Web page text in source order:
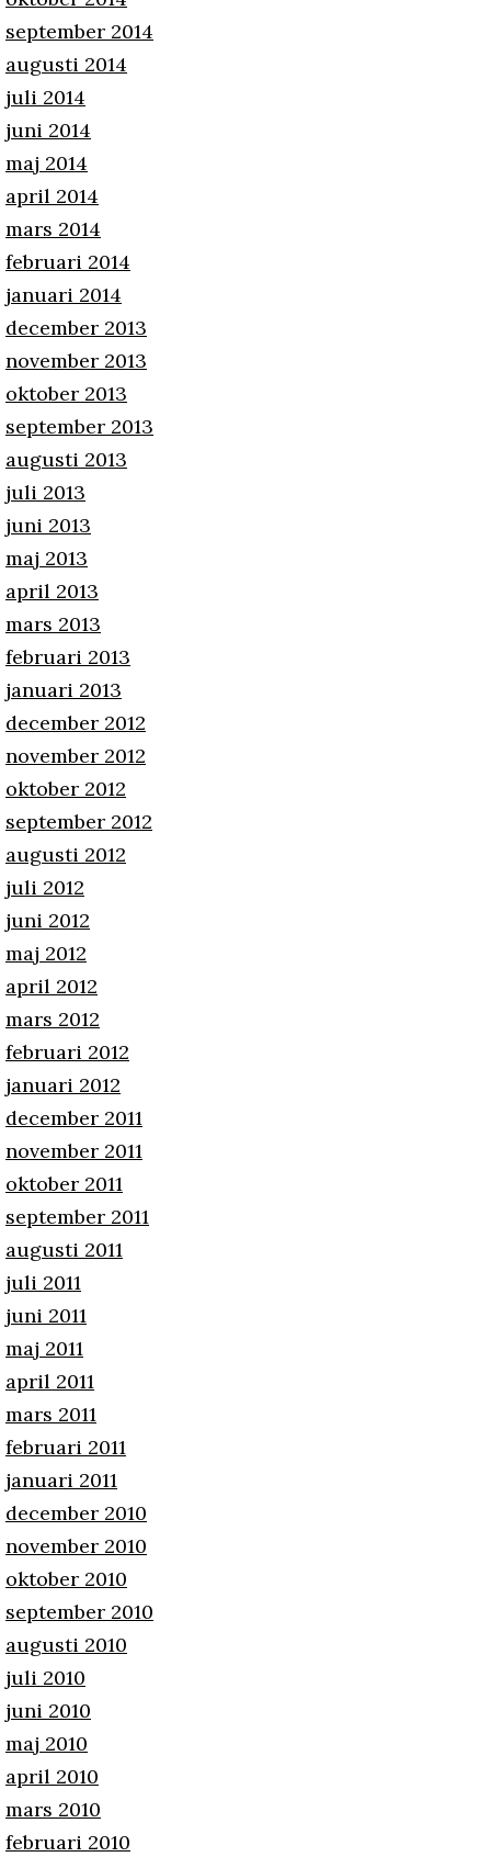
september 2014
augusti 2014
juli 2014
juni 2014
maj 2014
april 2014
mars 2014
februari 2014
januari 2014
december 2013
november 2013
oktober 2013
september 2013
augusti 2013
juli 2013
juni 2013
maj 2013
april 2013
mars 2013
februari 2013
januari 2013
december 2012
november 2012
oktober 2012
september 2012
augusti 2012
juli 2012
juni 2012
maj 2012
april 2012
mars 2012
februari 2012
januari 2012
december 2011
november 2011
oktober 2011
september 2011
augusti 2011
juli 2011
juni 2011
maj 2011
april 2011
mars 2011
februari 2011
januari 2011
december 2010
november 2010
oktober 2010
september 2010
augusti 2010
juli 2010
juni 2010
maj 2010
april 2010
mars 2010
februari 2010